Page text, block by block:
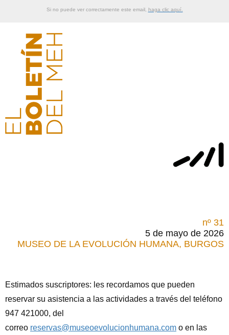
Si no puede ver correctamente este email, haga clic aquí.
nº 31
5 de mayo de 2026
MUSEO DE LA EVOLUCIÓN HUMANA, BURGOS
Estimados suscriptores: les recordamos que pueden
reservar su asistencia a las actividades a través del teléfono
947 421000, del
correo reservas@museoevolucionhumana.com o en las